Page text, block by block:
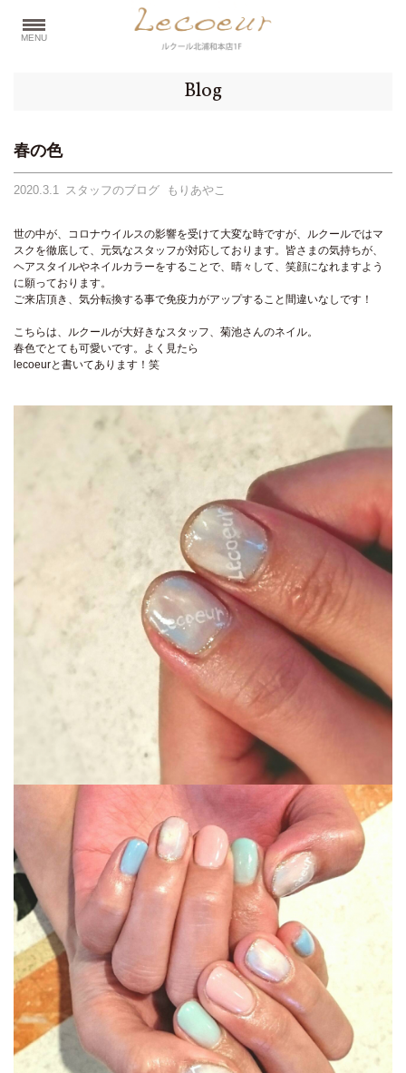
MENU
Blog
春の色
2020.3.1 スタッフのブログ もりあやこ
世の中が、コロナウイルスの影響を受けて大変な時ですが、ルクールではマ
スクを徹底して、元気なスタッフが対応しております。皆さまの気持ちが、
ヘアスタイルやネイルカラーをすることで、晴々して、笑顔になれますよう
に願っております。
ご来店頂き、気分転換する事で免疫力がアップすること間違いなしです！
こちらは、ルクールが大好きなスタッフ、菊池さんのネイル。
春色でとても可愛いです。よく見たら
lecoeurと書いてあります！笑